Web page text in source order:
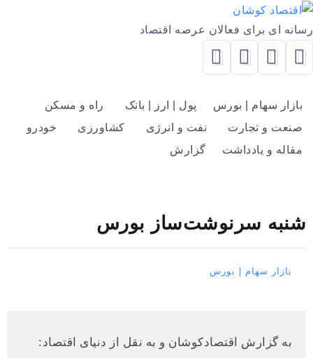
رسانه ای برای فعالان عرصه اقتصاد
بازار سهام | بورس پول | ارز | بانک
راه و مسکن
صنعت و تجارت
نفت و انرژی کشاورزی
خودرو
مقاله و یادداشت
گزارش
شنبه سرنوشت‌ساز بورس
بازار سهام | بورس
به گزارش اقتصادکوشان و به نقل از دنیای اقتصاد: